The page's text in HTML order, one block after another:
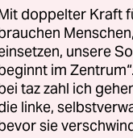
man David
wie man
kaufen kann.
AfD-
dürfte, wenn
sein. Sucht
doppelter Kraft
unsere
im
taz zahl ich
linke,
sie